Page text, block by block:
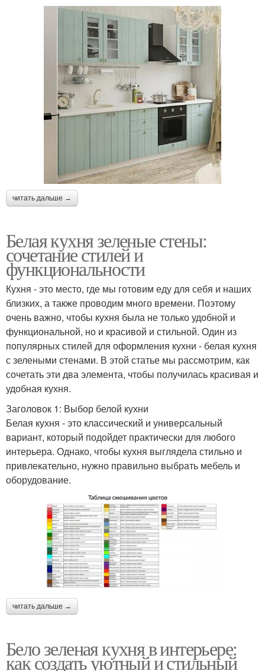
читать дальше →
Белая кухня зеленые стены:
сочетание стилей и
функциональности
Кухня - это место, где мы готовим еду для себя и наших
близких, а также проводим много времени. Поэтому
очень важно, чтобы кухня была не только удобной и
функциональной, но и красивой и стильной. Один из
популярных стилей для оформления кухни - белая кухня
с зелеными стенами. В этой статье мы рассмотрим, как
сочетать эти два элемента, чтобы получилась красивая и
удобная кухня.
Заголовок 1: Выбор белой кухни
Белая кухня - это классический и универсальный
вариант, который подойдет практически для любого
интерьера. Однако, чтобы кухня выглядела стильно и
привлекательно, нужно правильно выбрать мебель и
оборудование.
читать дальше →
Бело зеленая кухня в интерьере:
как создать уютный и стильный